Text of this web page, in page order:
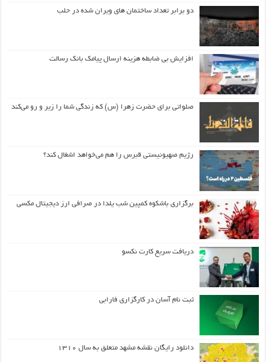
دو برابر تعداد ساختمان های ویران شده در حلب
افزایش بی ضابطه هزینه ارسال پیامک بانک رسالت
صلواتی برای حضرت زهرا (س) که زندگی شما را زیر و رو می‌کند
رژیم صهیونیستی قبرس را هم می‌خواهد اشغال کند؟
برگزاری باشکوه کمپین شب یلدا در صرافی ارز دیجیتال مکسی
دریافت سریع کارت نکسو
ثبت نام آسان در کارگزاری فارابی
دانلود رایگان نقشه مشهد متعلق به سال ۱۳۱۰